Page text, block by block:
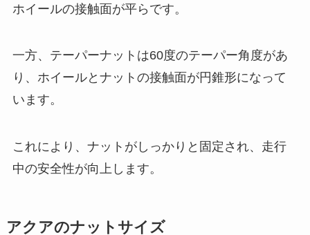
ホイールの接触面が平らです。
一方、テーパーナットは60度のテーパー角度があ
り、ホイールとナットの接触面が円錐形になって
います。
これにより、ナットがしっかりと固定され、走行
中の安全性が向上します。
アクアのナットサイズ